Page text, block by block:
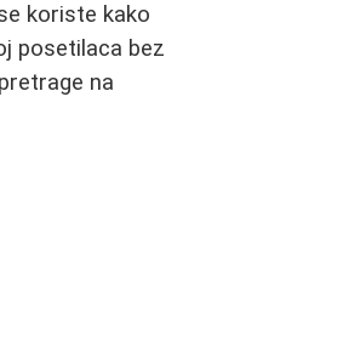
koriste kako
posetilaca bez
na